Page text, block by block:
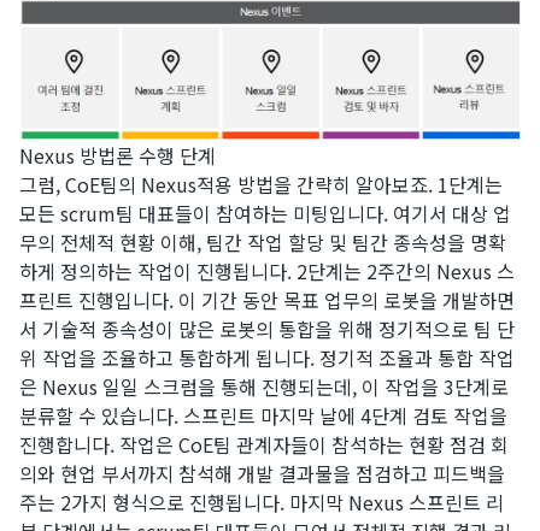
Nexus 방법론 수행 단계
​그럼, CoE팀의 Nexus적용 방법을 간략히 알아보죠. 1단계는
모든 scrum팀 대표들이 참여하는 미팅입니다. 여기서 대상 업
무의 전체적 현황 이해, 팀간 작업 할당 및 팀간 종속성을 명확
하게 정의하는 작업이 진행됩니다. 2단계는 2주간의 Nexus 스
프린트 진행입니다. 이 기간 동안 목표 업무의 로봇을 개발하면
서 기술적 종속성이 많은 로봇의 통합을 위해 정기적으로 팀 단
위 작업을 조율하고 통합하게 됩니다. 정기적 조율과 통합 작업
은 Nexus 일일 스크럼을 통해 진행되는데, 이 작업을 3단계로
분류할 수 있습니다. 스프린트 마지막 날에 4단계 검토 작업을
진행합니다. 작업은 CoE팀 관계자들이 참석하는 현황 점검 회
의와 현업 부서까지 참석해 개발 결과물을 점검하고 피드백을
주는 2가지 형식으로 진행됩니다. 마지막 Nexus 스프린트 리